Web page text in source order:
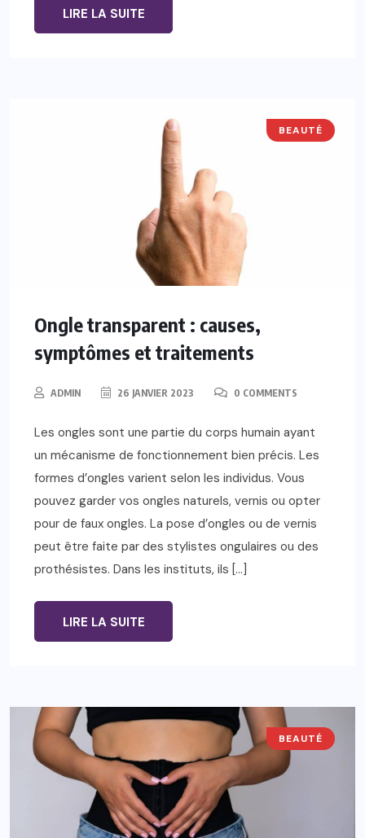
LIRE LA SUITE
BEAUTÉ
Ongle transparent : causes,
symptômes et traitements
ADMIN 26 JANVIER 2023 0 COMMENTS
Les ongles sont une partie du corps humain ayant
un mécanisme de fonctionnement bien précis. Les
formes d’ongles varient selon les individus. Vous
pouvez garder vos ongles naturels, vernis ou opter
pour de faux ongles. La pose d’ongles ou de vernis
peut être faite par des stylistes ongulaires ou des
prothésistes. Dans les instituts, ils […]
LIRE LA SUITE
BEAUTÉ